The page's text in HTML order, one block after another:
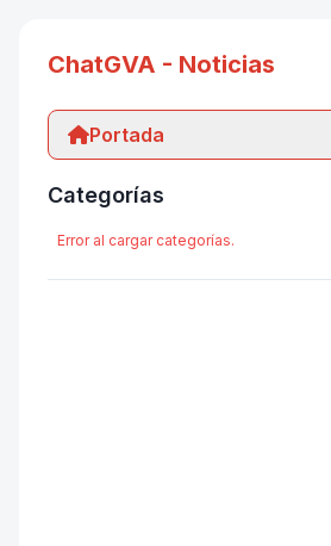
ChatGVA - Noticias
Portada
Categorías
Error al cargar categorías.